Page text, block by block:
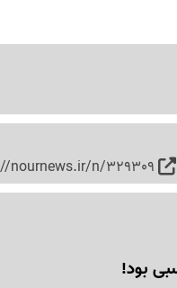
nournews.ir/n/329309
بود!